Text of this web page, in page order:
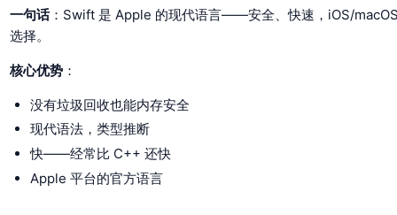
一句话：Swift 是 Apple 的现代语言——安全、快速，iOS/
选择。
核心优势 ：
没有垃圾回收也能内存安全
现代语法，类型推断
快——经常比 C++ 还快
Apple 平台的官方语言